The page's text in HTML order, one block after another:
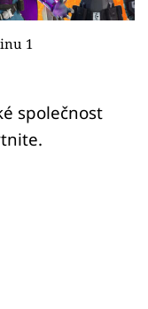
1
společnost